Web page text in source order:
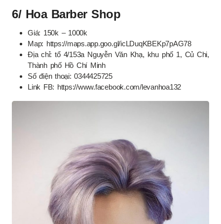
6/ Hoa Barber Shop
Giá: 150k – 1000k
Map: https://maps.app.goo.gl/icLDuqKBEKp7pAG78
Địa chỉ: tổ 4/153a Nguyễn Văn Khạ, khu phố 1, Củ Chi,
Thành phố Hồ Chí Minh
Số điện thoại: 0344425725
Link FB: https://www.facebook.com/levanhoa132